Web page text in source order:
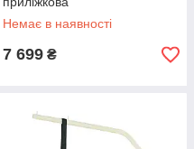
Немає в наявності
7 699 ₴